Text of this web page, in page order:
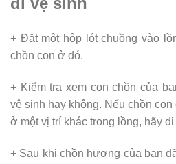
+ Đặt một hộp lót chuồng vào
chồn con ở đó.
+ Kiểm tra xem con chồn của
vệ sinh hay không. Nếu chồn
ở một vị trí khác trong lồng, hãy
+ Sau khi chồn hương của bạn